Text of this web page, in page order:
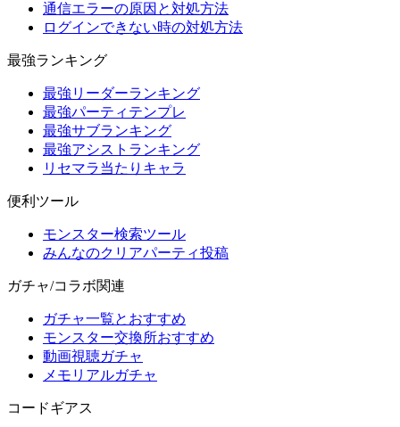
通信エラーの原因と対処方法
ログインできない時の対処方法
最強ランキング
最強リーダーランキング
最強パーティテンプレ
最強サブランキング
最強アシストランキング
リセマラ当たりキャラ
便利ツール
モンスター検索ツール
みんなのクリアパーティ投稿
ガチャ/コラボ関連
ガチャ一覧とおすすめ
モンスター交換所おすすめ
動画視聴ガチャ
メモリアルガチャ
コードギアス